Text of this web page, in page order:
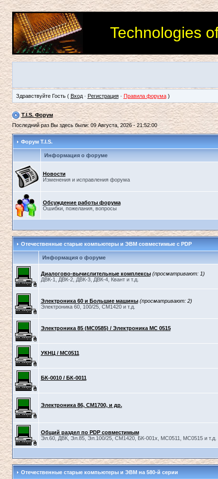
Technologies
Здравствуйте Гость ( Вход· Регистрация· Правила форума)
T.I.S. Форум
Последний раз Вы здесь были: 09 Августа, 2026 - 21:52:00
Форум T.I.S.
Информация о форуме
Новости
Изменения и исправления форума
Обсуждение работы форума
Ошибки, пожелания, вопросы
Отечественные старые компьютеры и ЭВМ совместимые с PDP
Информация о форуме
Диалогово-вычислительные комплексы(просматривают: 1)
ДВК-1, ДВК-2, ДВК-3, ДВК-4, Квант и т.д.
Электроника 60 и Большие машины(просматривают: 2)
Электроника 60, 100/25, СМ1420 и т.д.
Электроника 85 (МС0585) / Электроника МС 0515
УКНЦ / МС0511
БК-0010 / БК-0011
Электроника 86, СМ1700, и др.
Общий раздел по PDP совместимым
Эл.60, ДВК, Эл.85, Эл.100/25, СМ1420, БК-001х, МС0511, МС0515 и т.д.
Отечественные старые компьютеры и ЭВМ на 580-й серии